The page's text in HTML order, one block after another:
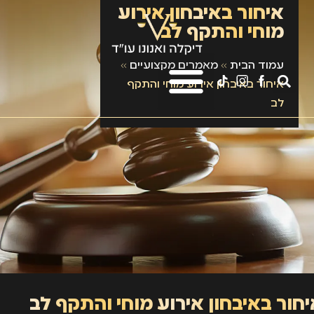
איחור באיבחון אירוע
מוחי והתקף לב
עמוד הבית» מאמרים מקצועיים »
איחור באיבחון אירוע מוחי והתקף
לב
באיבחון אירוע מוחי והתקף לב